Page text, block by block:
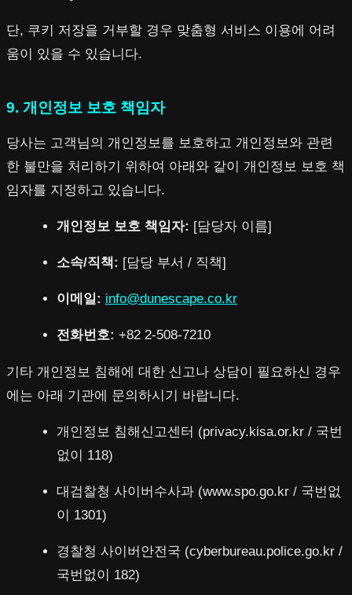
단, 쿠키 저장을 거부할 경우 맞춤형 서비스 이용에 어려
움이 있을 수 있습니다.
9. 개인정보 보호 책임자
당사는 고객님의 개인정보를 보호하고 개인정보와 관련
한 불만을 처리하기 위하여 아래와 같이 개인정보 보호 책
임자를 지정하고 있습니다.
개인정보 보호 책임자: [담당자 이름]
소속/직책: [담당 부서 / 직책]
이메일: info@dunescape.co.kr
전화번호: +82 2-508-7210
기타 개인정보 침해에 대한 신고나 상담이 필요하신 경우
에는 아래 기관에 문의하시기 바랍니다.
개인정보 침해신고센터 (privacy.kisa.or.kr / 국번
없이 118)
대검찰청 사이버수사과 (www.spo.go.kr / 국번없
이 1301)
경찰청 사이버안전국 (cyberbureau.police.go.kr /
국번없이 182)